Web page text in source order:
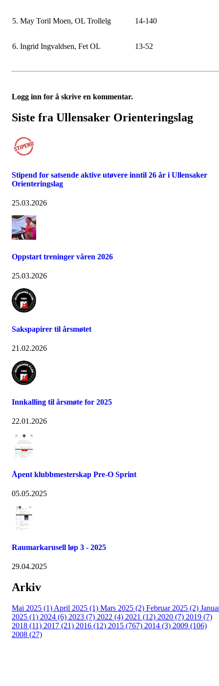
5. May Toril Moen, OL Trollelg 14-140
6. Ingrid Ingvaldsen, Fet OL 13-52
Logg inn for å skrive en kommentar.
Siste fra Ullensaker Orienteringslag
Stipend for satsende aktive utøvere inntil 26 år i Ullensaker
Orienteringslag
25.03.2026
Oppstart treninger våren 2026
25.03.2026
Sakspapirer til årsmøtet
21.02.2026
Innkalling til årsmøte for 2025
22.01.2026
Åpent klubbmesterskap Pre-O Sprint
05.05.2025
Raumarkarusell løp 3 - 2025
29.04.2025
Arkiv
Mai 2025 (1) April 2025 (1) Mars 2025 (2) Februar 2025 (2)
2025 (1) 2024 (6) 2023 (7) 2022 (4) 2021 (12) 2020 (7) 2019 (7)
2018 (11) 2017 (21) 2016 (12) 2015 (767) 2014 (3) 2009 (106)
2008 (27)